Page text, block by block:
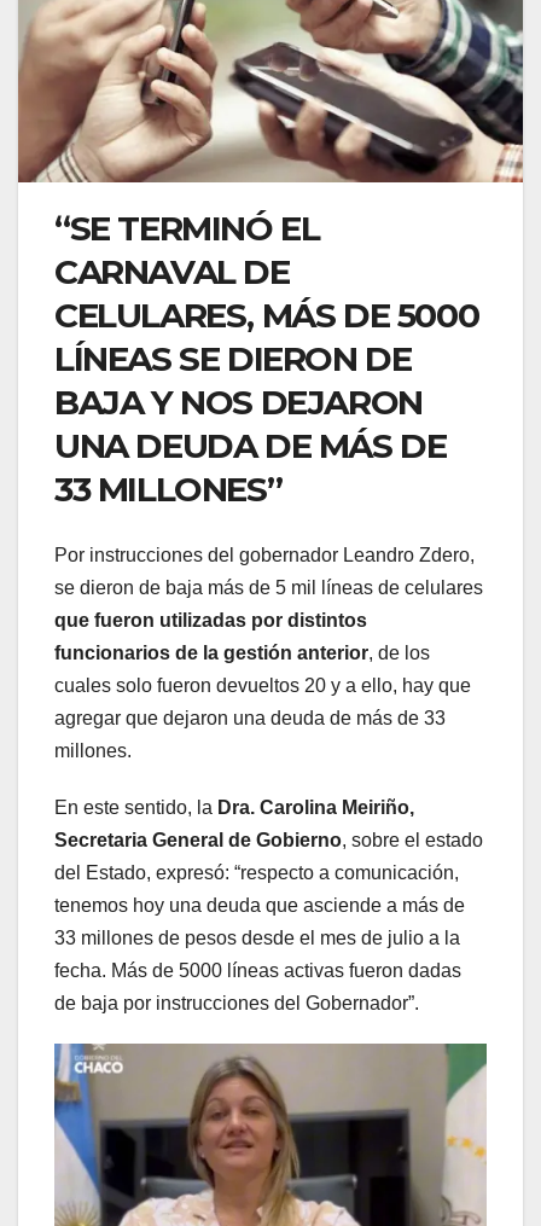
“SE TERMINÓ EL
CARNAVAL DE
CELULARES, MÁS DE 5000
LÍNEAS SE DIERON DE
BAJA Y NOS DEJARON
UNA DEUDA DE MÁS DE
33 MILLONES”
Por instrucciones del gobernador Leandro Zdero,
se dieron de baja más de 5 mil líneas de celulares
que fueron utilizadas por distintos
funcionarios de la gestión anterior, de los
cuales solo fueron devueltos 20 y a ello, hay que
agregar que dejaron una deuda de más de 33
millones.
En este sentido, la Dra. Carolina Meiriño,
Secretaria General de Gobierno, sobre el estado
del Estado, expresó: “respecto a comunicación,
tenemos hoy una deuda que asciende a más de
33 millones de pesos desde el mes de julio a la
fecha. Más de 5000 líneas activas fueron dadas
de baja por instrucciones del Gobernador”.